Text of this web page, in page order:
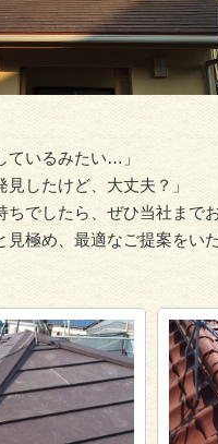
ているみたい…」
見したけど、大丈夫？」
でしたら、ぜひ当社まで
極め、最適なご提案をい